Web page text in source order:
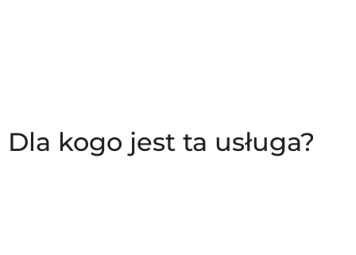
Dla kogo jest ta usługa?